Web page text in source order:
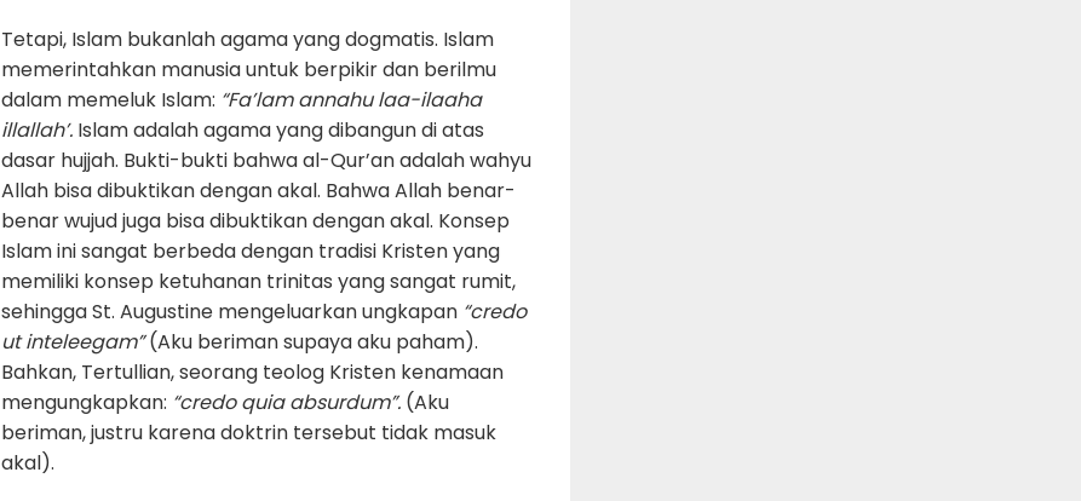
Tetapi, Islam bukanlah agama yang dogmatis. Islam
memerintahkan manusia untuk berpikir dan berilmu
dalam memeluk Islam: “Fa’lam annahu laa-ilaaha
illallah’. Islam adalah agama yang dibangun di atas
dasar hujjah. Bukti-bukti bahwa al-Qur’an adalah wahyu
Allah bisa dibuktikan dengan akal. Bahwa Allah benar-
benar wujud juga bisa dibuktikan dengan akal. Konsep
Islam ini sangat berbeda dengan tradisi Kristen yang
memiliki konsep ketuhanan trinitas yang sangat rumit,
sehingga St. Augustine mengeluarkan ungkapan “credo
ut inteleegam”(Aku beriman supaya aku paham).
Bahkan, Tertullian, seorang teolog Kristen kenamaan
mengungkapkan: “credo quia absurdum”. (Aku
beriman, justru karena doktrin tersebut tidak masuk
akal).